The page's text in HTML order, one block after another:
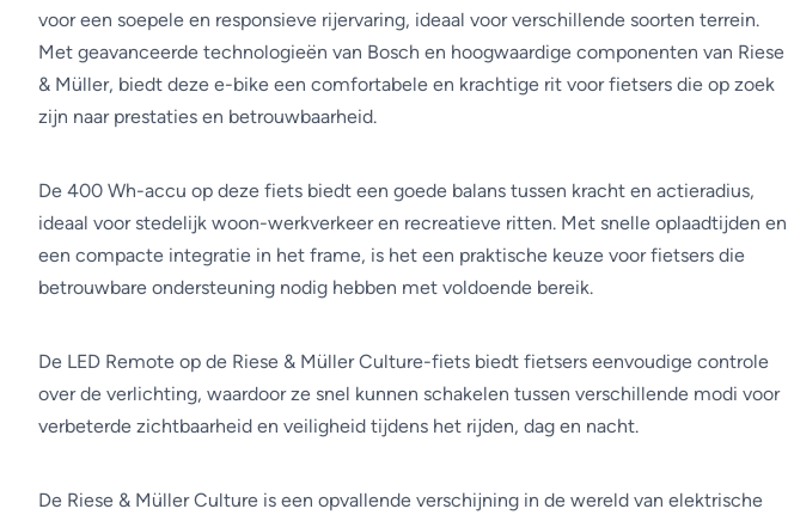
voor een soepele en responsieve rijervaring, ideaal voor verschillende soorten terrein.
Met geavanceerde technologieën van Bosch en hoogwaardige componenten van Riese
& Müller, biedt deze e-bike een comfortabele en krachtige rit voor fietsers die op zoek
zijn naar prestaties en betrouwbaarheid.
De 400 Wh-accu op deze fiets biedt een goede balans tussen kracht en actieradius,
ideaal voor stedelijk woon-werkverkeer en recreatieve ritten. Met snelle oplaadtijden en
een compacte integratie in het frame, is het een praktische keuze voor fietsers die
betrouwbare ondersteuning nodig hebben met voldoende bereik.
De LED Remote op de Riese & Müller Culture-fiets biedt fietsers eenvoudige controle
over de verlichting, waardoor ze snel kunnen schakelen tussen verschillende modi voor
verbeterde zichtbaarheid en veiligheid tijdens het rijden, dag en nacht.
De Riese & Müller Culture is een opvallende verschijning in de wereld van elektrische